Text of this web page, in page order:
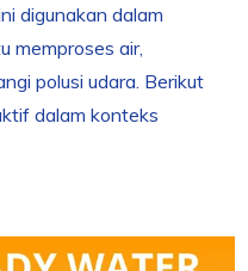
digunakan dalam
memproses air,
polusi udara. Berikut
dalam konteks